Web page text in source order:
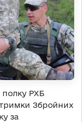
полку РХБ
Збройних
за